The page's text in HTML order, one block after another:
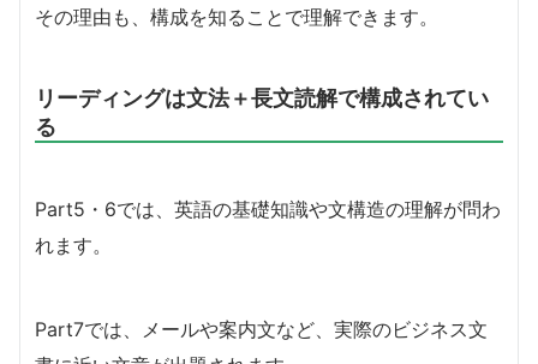
その理由も、構成を知ることで理解できます。
リーディングは文法＋長文読解で構成されてい
る
Part5・6では、英語の基礎知識や文構造の理解が問わ
れます。
Part7では、メールや案内文など、実際のビジネス文